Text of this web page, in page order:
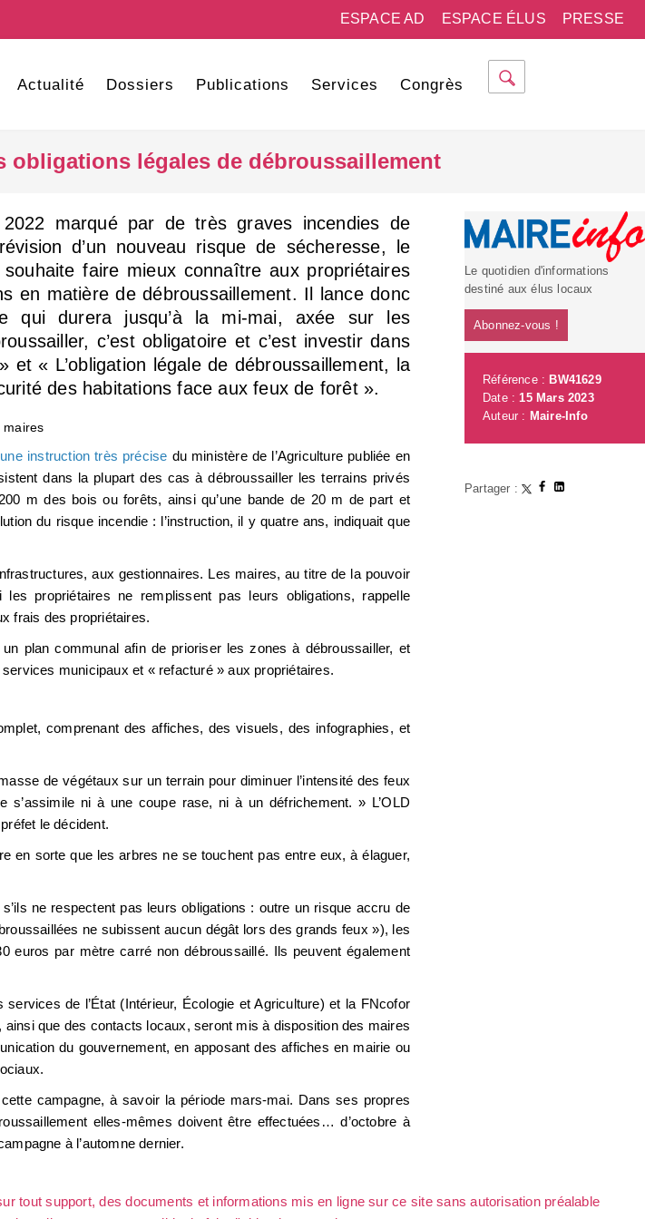
PRESSE
ESPACE ÉLUS
ESPACE AD
Actualité Dossiers Publications Services Congrès
obligations légales de débroussaillement
marqué par de très graves incendies de
d’un nouveau risque de sécheresse, le
souhaite faire mieux connaître aux propriétaires
en matière de débroussaillement. Il lance donc
qui durera jusqu’à la mi-mai, axée sur les
c’est obligatoire et c’est investir dans
et « L’obligation légale de débroussaillement, la
des habitations face aux feux de forêt ».
maires
une instruction très précise du ministère de l’Agriculture publiée en
dans la plupart des cas à débroussailler les terrains privés
m des bois ou forêts, ainsi qu’une bande de 20 m de part et
du risque incendie : l’instruction, il y quatre ans, indiquait que
aux gestionnaires. Les maires, au titre de la pouvoir
propriétaires ne remplissent pas leurs obligations, rappelle
frais des propriétaires.
plan communal afin de prioriser les zones à débroussailler, et
municipaux et « refacturé » aux propriétaires.
comprenant des affiches, des visuels, des infographies, et
de végétaux sur un terrain pour diminuer l’intensité des feux
ni à une coupe rase, ni à un défrichement. » L’OLD
le décident.
en sorte que les arbres ne se touchent pas entre eux, à élaguer,
ne respectent pas leurs obligations : outre un risque accru de
ne subissent aucun dégât lors des grands feux »), les
euros par mètre carré non débroussaillé. Ils peuvent également
de l’État (Intérieur, Écologie et Agriculture) et la FNcofor
que des contacts locaux, seront mis à disposition des maires
du gouvernement, en apposant des affiches en mairie ou
campagne, à savoir la période mars-mai. Dans ses propres
elles-mêmes doivent être effectuées… d’octobre à
à l’automne dernier.
Le quotidien d'informations
destiné aux élus locaux
Abonnez-vous !
Référence : BW41629
Date :15 Mars 2023
Auteur : Maire-Info
Partager :
tout support, des documents et informations mis en ligne sur ce site sans autorisation préalable